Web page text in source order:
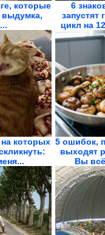
которые
выдумка,
6
запустят
цикл на
которых 5 ошибок,
выходят
Вы